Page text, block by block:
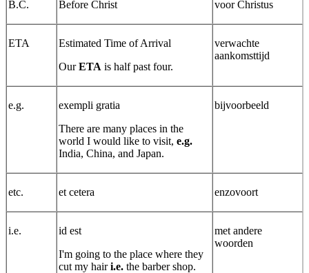
B.C. Before Christ voor Christus
ETA
Estimated Time of Arrival
OurETA is half past four.
verwachte
aankomsttijd
e.g.
exempli gratia
There are many places in the
world I would like to visit, e.g.
India, China, and Japan.
bijvoorbeeld
etc. et cetera enzovoort
i.e.
id est
I'm going to the place where they
cut my hairi.e. the barber shop.
met andere
woorden